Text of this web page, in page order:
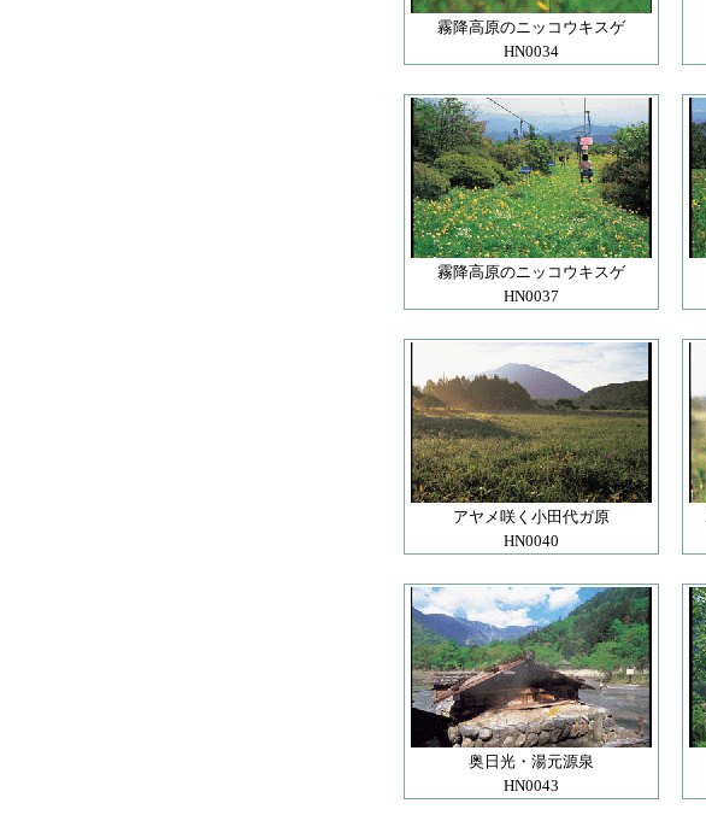
霧降高原のニッコウキスゲ
HN0034
霧降高原のニッコウキスゲ
HN0037
アヤメ咲く小田代ガ原
HN0040
奥日光・湯元源泉
HN0043